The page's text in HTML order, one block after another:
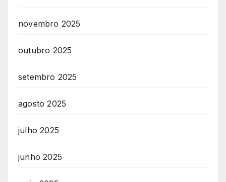
novembro 2025
outubro 2025
setembro 2025
agosto 2025
julho 2025
junho 2025